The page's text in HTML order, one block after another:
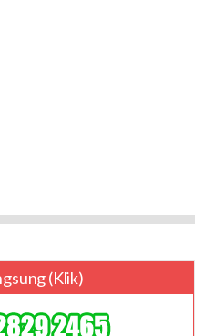
(klik)